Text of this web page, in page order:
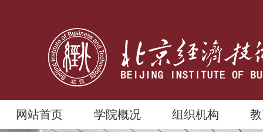
网站首页 学院概况 组织机构